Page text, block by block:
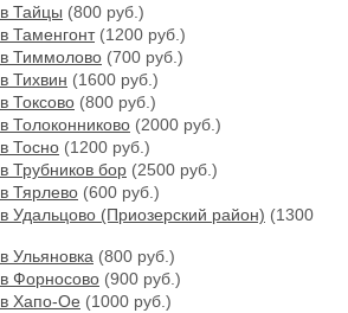
Тайцы (800 руб.)
Таменгонт(1200 руб.)
в Тиммолово (700 руб.)
Тихвин (1600 руб.)
Токсово (800 руб.)
Толоконниково (2000 руб.)
Тосно (1200 руб.)
Трубников бор (2500 руб.)
Тярлево (600 руб.)
Удальцово (Приозерский район) (1300
Ульяновка (800 руб.)
Форносово (900 руб.)
в Хапо-Ое (1000 руб.)